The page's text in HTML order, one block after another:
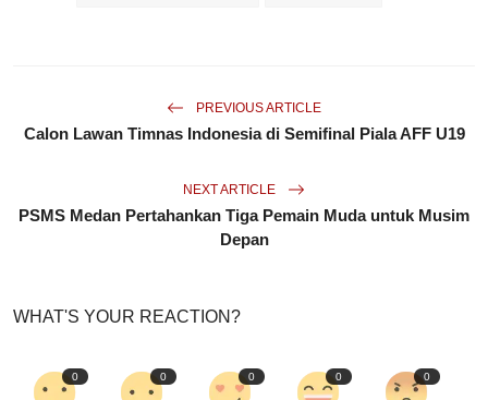
PREVIOUS ARTICLE
Calon Lawan Timnas Indonesia di Semifinal Piala AFF U19
NEXT ARTICLE
PSMS Medan Pertahankan Tiga Pemain Muda untuk Musim
Depan
WHAT'S YOUR REACTION?
0 0 0 0 0